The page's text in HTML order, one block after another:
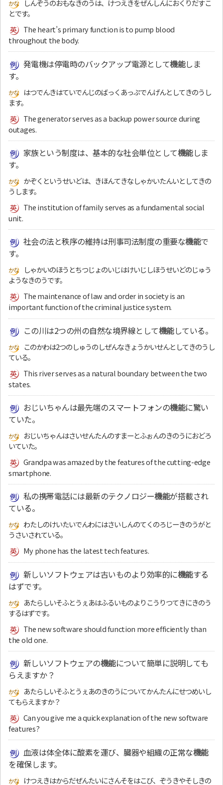
しんぞうのおもなきのうは、けつえきをぜんしんにおくりだすこ
とです。
The heart’s primary function is to pump blood
throughout the body.
発電機は停電時のバックアップ電源として機能しま
す。
はつでんきはていでんじのばっくあっぷでんげんとしてきのうし
ます。
The generator serves as a backup power source during
outages.
家族という制度は、基本的な社会単位として機能しま
す。
かぞくというせいどは、きほんてきなしゃかいたんいとしてきの
うします。
The institution of family serves as a fundamental social
unit.
社会の法と秩序の維持は刑事司法制度の重要な機能で
す。
しゃかいのほうとちつじょのいじはけいじしほうせいどのじゅう
ようなきのうです。
The maintenance of law and order in society is an
important function of the criminal justice system.
この川は2つの州の自然な境界線として機能している。
このかわは2つのしゅうのしぜんなきょうかいせんとしてきのうし
ている。
This river serves as a natural boundary between the two
states.
おじいちゃんは最先端のスマートフォンの機能に驚い
ていた。
おじいちゃんはさいせんたんのすまーとふぉんのきのうにおどろ
いていた。
Grandpa was amazed by the features of the cutting-edge
smartphone.
私の携帯電話には最新のテクノロジー機能が搭載され
ている。
わたしのけいたいでんわにはさいしんのてくのろじーきのうがと
うさいされている。
My phone has the latest tech features.
新しいソフトウェアは古いものより効率的に機能する
はずです。
あたらしいそふとうぇあはふるいものよりこうりつてきにきのう
するはずです。
The new software should function more efficiently than
the old one.
新しいソフトウェアの機能について簡単に説明しても
らえますか？
あたらしいそふとうぇあのきのうについてかんたんにせつめいし
てもらえますか？
Can you give me a quick explanation of the new software
features?
血液は体全体に酸素を運び、臓器や組織の正常な機能
を確保します。
けつえきはからだぜんたいにさんそをはこび、ぞうきやそしきの